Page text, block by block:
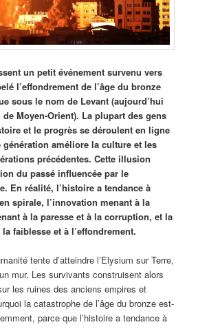
un petit événement survenu vers
l’effondrement de l’âge du bronze
sous le nom de Levant (aujourd’hui
Moyen-Orient). La plupart des gens
et le progrès se déroulent en ligne
améliore la culture et les
précédentes. Cette illusion
du passé influencée par le
En réalité, l’histoire a tendance à
spirale, l’innovation menant à la
à la paresse et à la corruption, et la
faiblesse et à l’effondrement.
tente d’atteindre l’Elysium sur Terre,
mur. Les survivants construisent alors
les ruines des anciens empires et
la catastrophe de l’âge du bronze est-
parce que l’histoire a tendance à